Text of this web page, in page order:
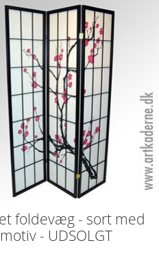
foldevæg - sort med
motiv - UDSOLGT